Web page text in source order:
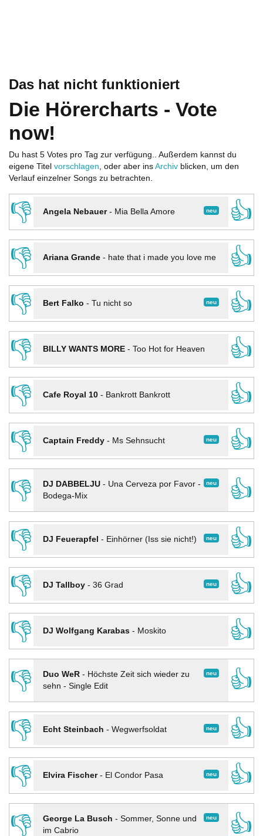
Das hat nicht funktioniert
Die Hörercharts - Vote
now!
Du hast 5 Votes pro Tag zur verfügung.. Außerdem kannst du
eigene Titel vorschlagen, oder aber ins Archiv blicken, um den
Verlauf einzelner Songs zu betrachten.
👎 neu
Angela Nebauer- Mia Bella Amore
👍
👎
Ariana Grande- hate that i made you love me
👍
👎
neu
Bert Falko - Tu nicht so
👍
👎
BILLY WANTS MORE- Too Hot for Heaven
👍
👎
Cafe Royal 10- Bankrott Bankrott
👍
👎
neu
Captain Freddy- Ms Sehnsucht
👍
👎
neu
DJ DABBELJU- Una Cerveza por Favor -
Bodega-Mix
👍
👎
neu
DJ Feuerapfel - Einhörner (Iss sie nicht!)
👍
👎
neu
DJ Tallboy- 36 Grad
👍
👎
DJ Wolfgang Karabas- Moskito
👍
👎
neu
Duo WeR- Höchste Zeit sich wieder zu
sehn - Single Edit
👍
👎
neu
Echt Steinbach - Wegwerfsoldat
👍
👎
neu
Elvira Fischer- El Condor Pasa
👍
👎
neu
George La Busch - Sommer, Sonne und
im Cabrio
👍